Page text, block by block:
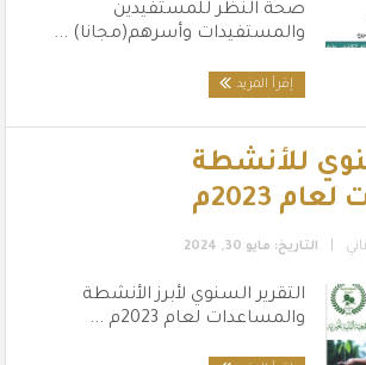
صحة النظر للمستفيدين
والمستفيدات وأسرهم(مجانا) ...
إقرأ المزيد
للأنشطة
2023م
التاريخ: مايو 30, 2024
التقرير السنوي لأبرز الأنشطة
والمساعدات لعام 2023م ...